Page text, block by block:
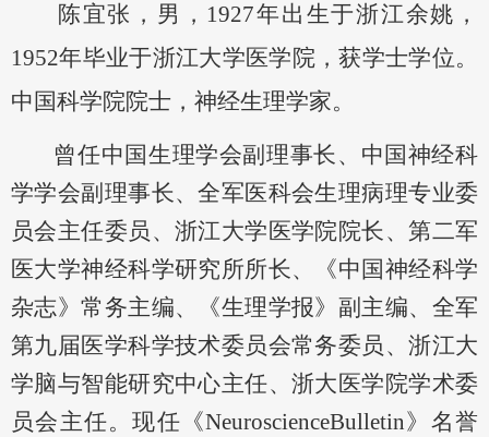
陈宜张，男， 1927年出生于浙江余姚，
1952年毕业于浙江大学医学院，获学士学位。
中国科学院院士，神经生理学家。
曾任中国生理学会副理事长、中国神经科
学学会副理事长、全军医科会生理病理专业委
员会主任委员、浙江大学医学院院长、第二军
医大学神经科学研究所所长、《中国神经科学
杂志》常务主编、《生理学报》副主编、全军
第九届医学科学技术委员会常务委员、浙江大
学脑与智能研究中心主任、浙大医学院学术委
员会主任。现任《NeuroscienceBulletin》名誉